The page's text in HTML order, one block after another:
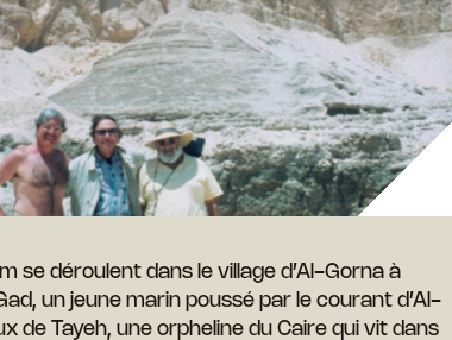
se déroulent dans le village d’Al-Gorna à
un jeune marin poussé par le courant d’Al-
de Tayeh, une orpheline du Caire qui vit dans